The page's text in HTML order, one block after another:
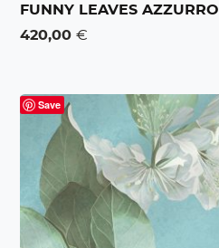
FUNNY LEAVES AZZURRO
420,00€
Save